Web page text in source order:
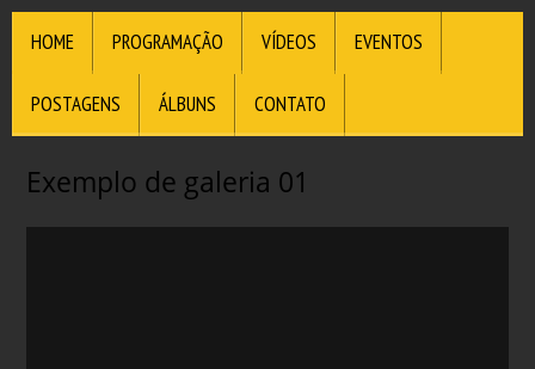
HOME PROGRAMAÇÃO VÍDEOS EVENTOS
POSTAGENS ÁLBUNS CONTATO
Exemplo de galeria 01